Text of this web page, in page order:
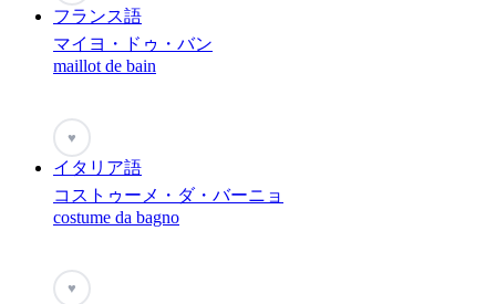
フランス語
マイヨ・ドゥ・バン
maillot de bain
♥
イタリア語
コストゥーメ・ダ・バーニョ
costume da bagno
♥